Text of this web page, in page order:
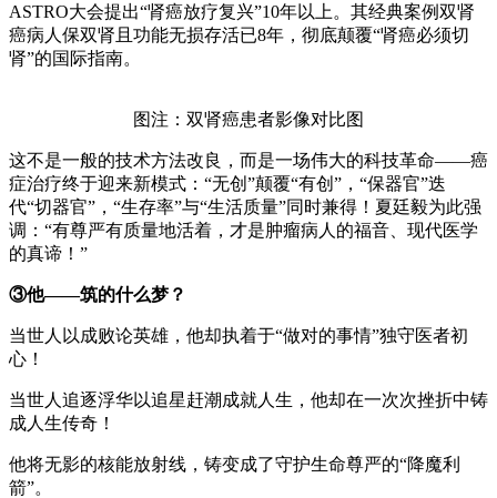
ASTRO大会提出“肾癌放疗复兴”10年以上。其经典案例双肾
癌病人保双肾且功能无损存活已8年，彻底颠覆“肾癌必须切
肾”的国际指南。
图注：双肾癌患者影像对比图
这不是一般的技术方法改良，而是一场伟大的科技革命——癌
症治疗终于迎来新模式：“无创”颠覆“有创”，“保器官”迭
代“切器官”，“生存率”与“生活质量”同时兼得！夏廷毅为此强
调：“有尊严有质量地活着，才是肿瘤病人的福音、现代医学
的真谛！”
③他——筑的什么梦？
当世人以成败论英雄，他却执着于“做对的事情”独守医者初
心！
当世人追逐浮华以追星赶潮成就人生，他却在一次次挫折中铸
成人生传奇！
他将无影的核能放射线，铸变成了守护生命尊严的“降魔利
箭”。